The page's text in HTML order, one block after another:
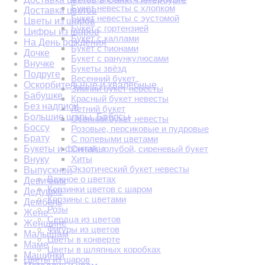
Букет невесты с хлопком
Букет невесты с эустомой
Букет с гортензией
Букет с каллами
Букет с пионами
Букет с ранункулюсами
Букеты звёзд
Весенний букет
Зимний букет невесты
Красный букет невесты
Летний букет
Осенний букет невесты
Розовые, персиковые и пудровые
С полевыми цветами
Синий, голубой, сиреневый букет
Хиты
Экзотический букет невесты
Важное о цветах
Корзинки цветов с шаром
Корзины с цветами
Розы
Сердца из цветов
Фигуры из цветов
Цветы в конверте
Цветы в шляпных коробках
Цветы из шаров
Доставка цветов
Цветы из шаров
Цифры из шаров
На День рождения
Дочке
Внучке
Подруге
Оскорбительные и хвалебные
Бабушке
Без надписи
Большие шары. Баблсы
Боссу
Брату
Букеты и фонтаны
Внуку
Выпускной
Девичник
Дедушке
Дембель
Жене
Женщине
Малышам
Маме
Машинки